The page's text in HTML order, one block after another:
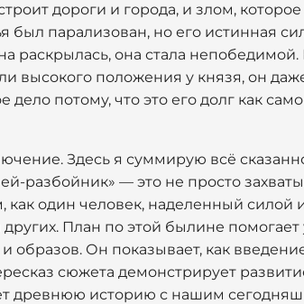
дороги и города, и злом,
был парализован, но его истинная
раскрылась, она стала
высокого положения у князя, он
дело потому, что это его долг как
Здесь я суммирую всё
разбойник» — это не просто
как один человек, наделенный силой
других. План по этой былине
образов. Он показывает, как
сюжета демонстрирует
древнюю историю с нашим